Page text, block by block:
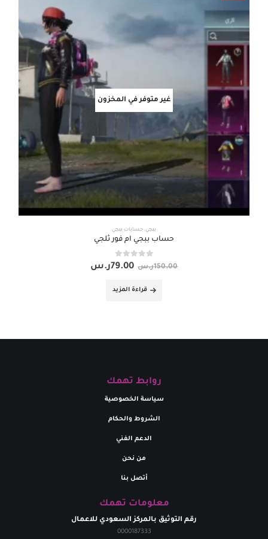
غير متوفر في المخزون
ببجي, حسابات ببجي
حساب ببجي ام فور ثلجي
150.00ر.س 79.00ر.س
قراءة المزيد
روابط تهمك
سياسة الخصوصية
الشروط والحكام
الدعم الفني
من نحن
أتصل بنا
معلومات تهمك
رقم التوثيق بالمركز السعودي للاعمال
0000187333